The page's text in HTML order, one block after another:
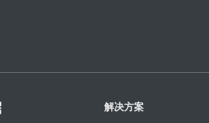
解决方案